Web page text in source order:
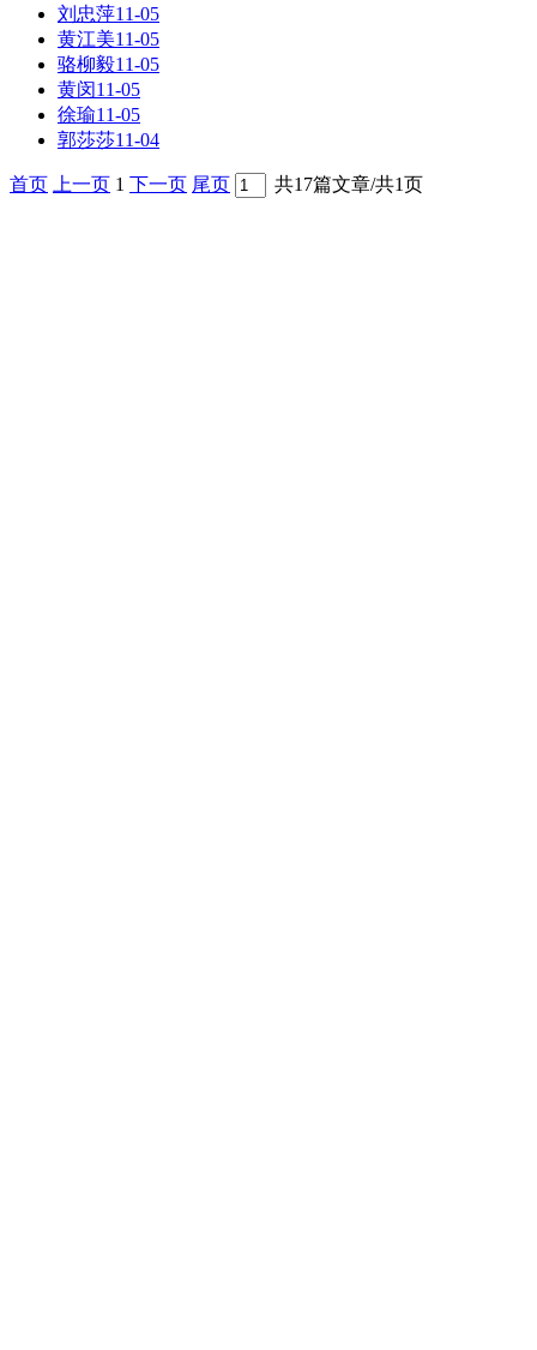
刘忠萍11-05
黄江美11-05
骆柳毅11-05
黄闵11-05
徐瑜11-05
郭莎莎11-04
首页 上一页 1 下一页 尾页 共17篇文章/共1页